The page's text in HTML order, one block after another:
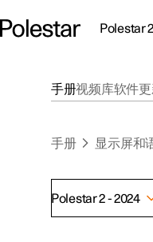
Polestar 2
手册视频库软件更
手册 显示屏和
Polestar 2 - 2024